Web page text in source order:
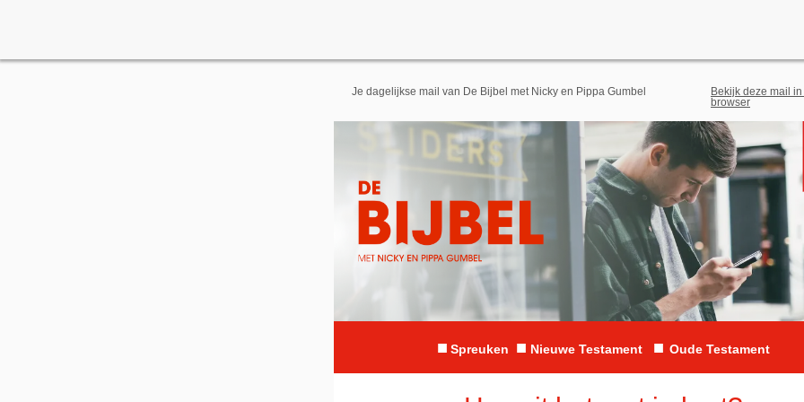
Je dagelijkse mail van De Bijbel met Nicky en Pippa Gumbel
Bekijk deze mail
browser
■ Spreuken ■ Nieuwe Testament ■ Oude Testament